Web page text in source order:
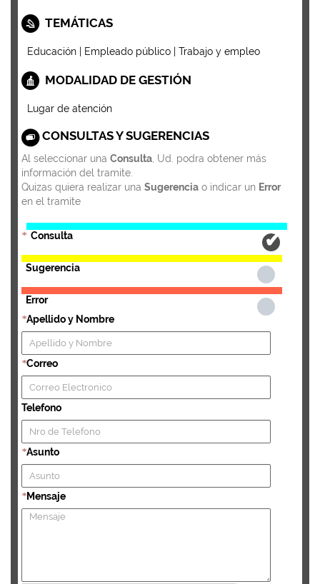
TEMÁTICAS
Educación | Empleado público | Trabajo y empleo
MODALIDAD DE GESTIÓN
Lugar de atención
CONSULTAS Y SUGERENCIAS
Al seleccionar una Consulta , Ud. podra obtener más
información del tramite.
Quizas quiera realizar una Sugerencia o indicar un Error
en el tramite
* Consulta
Sugerencia
Error
*Apellido y Nombre
*Correo
Telefono
*Asunto
*Mensaje